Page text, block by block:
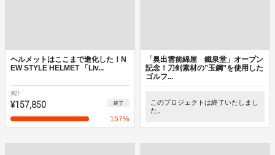
ヘルメットはここまで進化した！N
EW STYLE HELMET 「Liv...
累計
¥157,850 終了
157%
「奥出雲前綿屋 鐵泉堂」オープン
記念！刀剣素材の”玉鋼”を使用した
ゴルフ...
このプロジェクトは終了いたしまし
た。